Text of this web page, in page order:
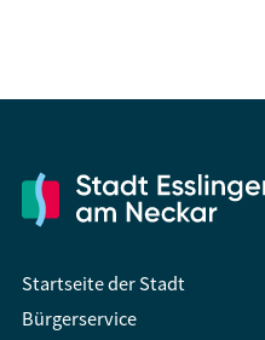
Startseite der Stadt
Bürgerservice